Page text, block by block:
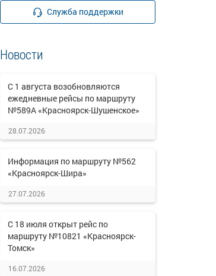
Служба поддержки
Новости
С 1 августа возобновляются
ежедневные рейсы по маршруту
№589А «Красноярск-Шушенское»
28.07.2026
Информация по маршруту №562
«Красноярск-Шира»
27.07.2026
С 18 июля открыт рейс по
маршруту №10821 «Красноярск-
Томск»
16.07.2026